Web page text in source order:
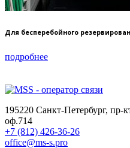
Для бесперебойного
подробнее
195220 Санкт-Петербург, пр-
оф.714
+7 (812) 426-36-26
office@ms-s.pro